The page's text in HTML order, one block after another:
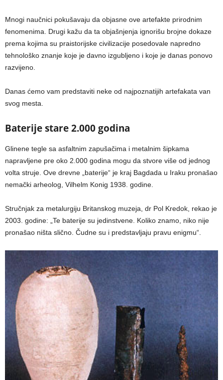
Mnogi naučnici pokušavaju da objasne ove artefakte prirodnim
fenomenima. Drugi kažu da ta objašnjenja ignorišu brojne dokaze
prema kojima su praistorijske civilizacije posedovale napredno
tehnološko znanje koje je davno izgubljeno i koje je danas ponovo
razvijeno.
Danas ćemo vam predstaviti neke od najpoznatijih artefakata van
svog mesta.
Baterije stare 2.000 godina
Glinene tegle sa asfaltnim zapušačima i metalnim šipkama
napravljene pre oko 2.000 godina mogu da stvore više od jednog
volta struje. Ove drevne „baterije“ je kraj Bagdada u Iraku pronašao
nemački arheolog, Vilhelm Konig 1938. godine.
Stručnjak za metalurgiju Britanskog muzeja, dr Pol Kredok, rekao je
2003. godine: „Te baterije su jedinstvene. Koliko znamo, niko nije
pronašao ništa slično. Čudne su i predstavljaju pravu enigmu“.